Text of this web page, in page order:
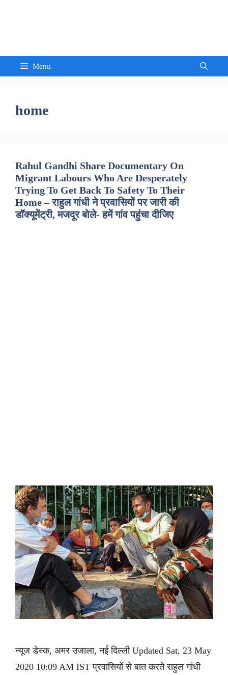
Menu
home
Rahul Gandhi Share Documentary On
Migrant Labours Who Are Desperately
Trying To Get Back To Safety To Their
Home – राहुल गांधी ने प्रवासियों पर जारी की
डॉक्यूमेंट्री, मजदूर बोले- हमें गांव पहुंचा दीजिए
न्यूज डेस्क, अमर उजाला, नई दिल्ली Updated Sat, 23 May
2020 10:09 AM IST प्रवासियों से बात करते राहुल गांधी